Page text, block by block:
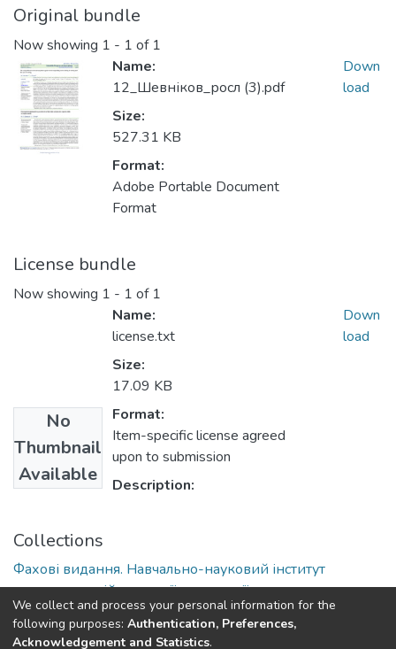
Original bundle
Now showing 1 - 1 of 1
Name:
12_Шевніков_росл (3).pdf
Size:
527.31 KB
Format:
Adobe Portable Document
Format
Down
load
License bundle
Now showing 1 - 1 of 1
No
Thumbnail
Available
Name:
license.txt
Size:
17.09 KB
Format:
Item-specific license agreed
upon to submission
Description:
Down
load
Collections
Фахові видання. Навчально-науковий інститут
агротехнологій, селекції та екології
Друковані видання. Кафедра рослинництва
We collect and process your personal information for the
following purposes: Authentication, Preferences,
Acknowledgement and Statistics.